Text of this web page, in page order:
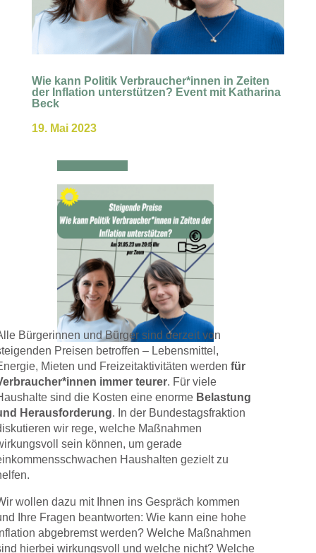
Wie kann Politik Verbraucher*innen in Zeiten
der Inflation unterstützen? Event mit Katharina
Beck
19. Mai 2023
Bürgerinnen und Bürger sind derzeit von
Preisen betroffen – Lebensmittel,
Mieten und Freizeitaktivitäten werden für
immer teurer. Für viele
sind die Kosten eine enormeBelastung
Herausforderung. In der Bundestagsfraktion
wir rege, welche Maßnahmen
sein können, um gerade
Haushalten gezielt zu
wollen dazu mit Ihnen ins Gespräch kommen
Ihre Fragen beantworten: Wie kann eine hohe
abgebremst werden? Welche Maßnahmen
hierbei wirkungsvoll und welche nicht? Welche